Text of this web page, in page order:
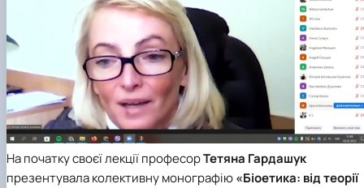
На початку своєї лекції професорТетяна Гардашук
презентувала колективну монографію«Біоетика: від теорії